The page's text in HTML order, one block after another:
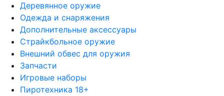
Деревянное оружие
Одежда и снаряжения
Дополнительные аксессуары
Страйкбольное оружие
Внешний обвес для оружия
Запчасти
Игровые наборы
Пиротехника 18+